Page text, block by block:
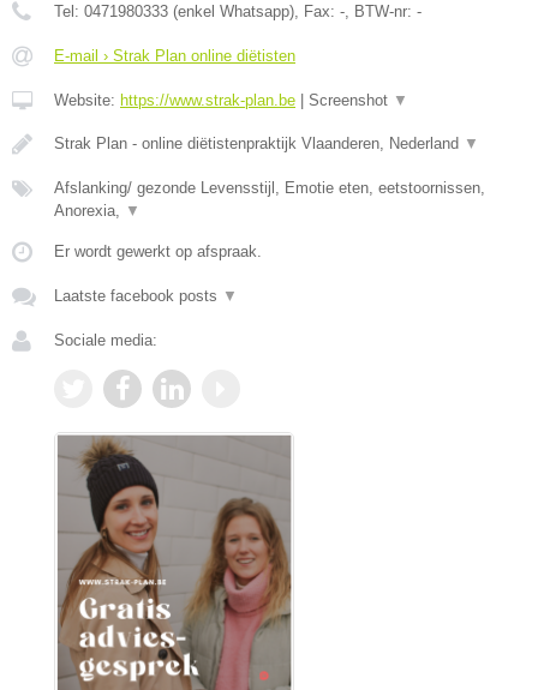
Tel: 0471980333 (enkel Whatsapp), Fax: -, BTW-nr: -
E-mail › Strak Plan online diëtisten
Website: https://www.strak-plan.be Screenshot ▼
Strak Plan - online diëtistenpraktijk Vlaanderen, Nederland ▼
Afslanking/ gezonde Levensstijl, Emotie eten, eetstoornissen,
Anorexia, ▼
Er wordt gewerkt op afspraak.
Laatste facebook posts ▼
Sociale media: